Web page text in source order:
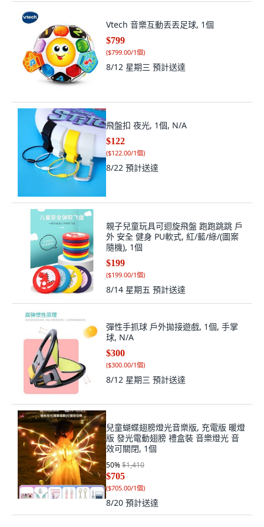
Vtech 音樂互動丟丟足球, 1個
$799
($799.00/1個)
8/12 星期三 預計送達
飛盤扣 夜光, 1個, N/A
$122
($122.00/1個)
8/22 預計送達
親子兒童玩具可迴旋飛盤 跑跑跳跳 戶
外 安全 健身 PU軟式, 紅/藍/綠/(圖案
隨機), 1個
$199
($199.00/1個)
8/14 星期五 預計送達
彈性手抓球 戶外拋接遊戲, 1個, 手掌
球, N/A
$300
($300.00/1個)
8/12 星期三 預計送達
兒童蝴蝶翅膀燈光音樂版, 充電版 暖燈
版 發光電動翅膀 禮盒裝 音樂燈光 音
效可關閉, 1個
50%$1,410
$705
($705.00/1個)
8/20 預計送達